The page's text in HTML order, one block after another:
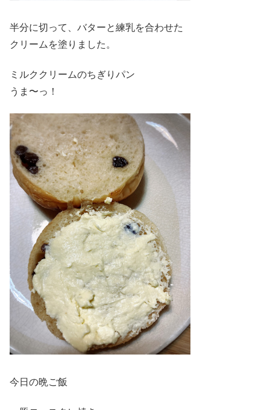
半分に切って、バターと練乳を合わせた
クリームを塗りました。
ミルククリームのちぎりパン
うま〜っ！
今日の晩ご飯